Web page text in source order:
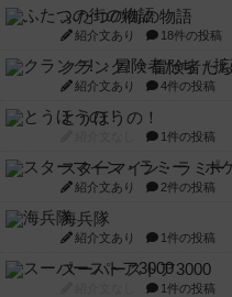
ふたつの街の物語
紹介文あり 18件の投稿
クランク! ：冒険者たち
紹介文あり 4件の投稿
とうほうの！
1件の投稿
スターマイン・ラミ
紹介文あり 2件の投稿
海兵隊
紹介文あり 1件の投稿
スーパーストア3000
1件の投稿